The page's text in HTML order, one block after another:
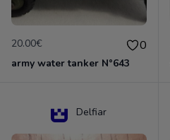
20.00€ 0
army water tanker N°643
Delfiar